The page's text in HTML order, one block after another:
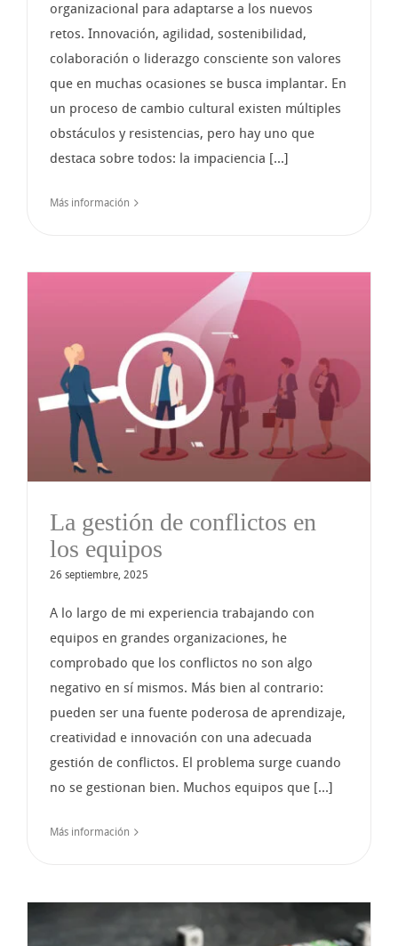
organizacional para adaptarse a los nuevos
retos. Innovación, agilidad, sostenibilidad,
colaboración o liderazgo consciente son valores
que en muchas ocasiones se busca implantar. En
un proceso de cambio cultural existen múltiples
obstáculos y resistencias, pero hay uno que
destaca sobre todos: la impaciencia [...]
Más información
La gestión de conflictos en
los equipos
26 septiembre, 2025
A lo largo de mi experiencia trabajando con
equipos en grandes organizaciones, he
comprobado que los conflictos no son algo
negativo en sí mismos. Más bien al contrario:
pueden ser una fuente poderosa de aprendizaje,
creatividad e innovación con una adecuada
gestión de conflictos. El problema surge cuando
no se gestionan bien. Muchos equipos que [...]
Más información